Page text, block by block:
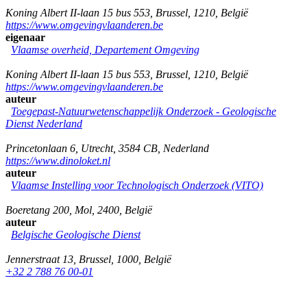
Koning Albert II-laan 15 bus 553 Brussel 1210 België
https://www.omgevingvlaanderen.be
eigenaar
Vlaamse overheid, Departement Omgeving
Koning Albert II-laan 15 bus 553 Brussel 1210 België
https://www.omgevingvlaanderen.be
auteur
Toegepast-Natuurwetenschappelijk Onderzoek - Geologische
Dienst Nederland
Princetonlaan 6 Utrecht, 3584 CB Nederland
https://www.dinoloket.nl
auteur
Vlaamse Instelling voor Technologisch Onderzoek (VITO)
Boeretang 200 Mol 2400 België
auteur
Belgische Geologische Dienst
Jennerstraat 13 Brussel 1000 België
+32 2 788 76 00-01